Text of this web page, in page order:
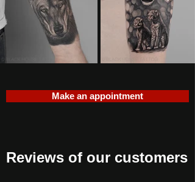
Make an appointment
Reviews of our customers